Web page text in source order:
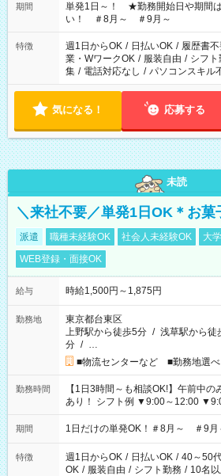
期間
単発1日～！ ★勤務開始日や期間
い！ ＃8月～ ＃9月～
特徴 週1日からOK / 日払いOK / 履歴書
業・WワークOK / 服装自由 / シフト
集 / 電話対応なし / パソコンスキル
気になる！ 応募する
未読
＼来社不要／単発1日OK＊お菓
派遣 職種未経験OK 社会人未経験OK 大
WEB登録・面接OK
給与 時給1,500円～1,875円
勤務地
東京都台東区
上野駅から徒歩5分 / 浅草駅から徒
分 / …
■物流センターなど ■勤務地選
勤務時間
【1日3時間～も相談OK!】午前中
あり！ シフト例 ▼9:00～12:00
▼18:00～21:00
期間 1日だけの単発OK！＃8月～ ＃9月
特徴 週1日からOK / 日払いOK / 40～50
OK / 服装自由 / シフト勤務 / 10名